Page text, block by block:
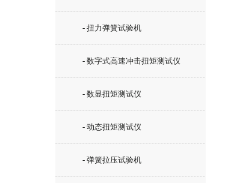
- 扭力弹簧试验机
- 数字式高速冲击扭矩测试仪
- 数显扭矩测试仪
- 动态扭矩测试仪
- 弹簧拉压试验机